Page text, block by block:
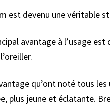
est devenu une véritable
avantage à l’usage
qu’ont noté tous
plus jeune et éclatante.